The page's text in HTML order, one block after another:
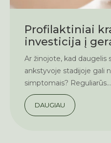
Profilaktiniai
investicija į
Ar žinojote, kad daugelis
ankstyvoje stadijoje gali
simptomais? Reguliarūs...
DAUGIAU